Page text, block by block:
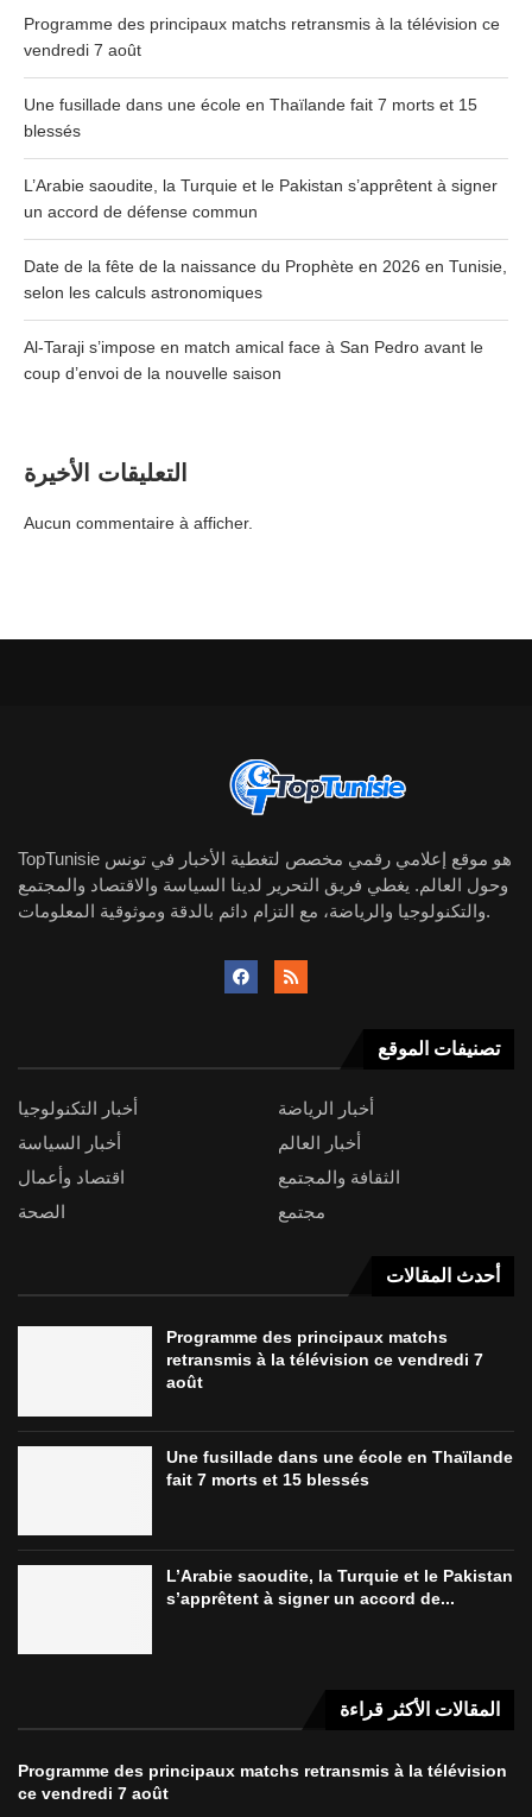
Programme des principaux matchs retransmis à la télévision ce
vendredi 7 août
Une fusillade dans une école en Thaïlande fait 7 morts et 15
blessés
L’Arabie saoudite, la Turquie et le Pakistan s’apprêtent à signer
un accord de défense commun
Date de la fête de la naissance du Prophète en 2026 en Tunisie,
selon les calculs astronomiques
Al-Taraji s’impose en match amical face à San Pedro avant le
coup d’envoi de la nouvelle saison
التعليقات الأخيرة
Aucun commentaire à afficher.
TopTunisie هو موقع إعلامي رقمي مخصص لتغطية الأخبار في تونس
وحول العالم. يغطي فريق التحرير لدينا السياسة والاقتصاد والمجتمع
والتكنولوجيا والرياضة، مع التزام دائم بالدقة وموثوقية المعلومات.
تصنيفات الموقع
أخبار التكنولوجيا
أخبار الرياضة
أخبار السياسة
أخبار العالم
اقتصاد وأعمال
الثقافة والمجتمع
الصحة
مجتمع
أحدث المقالات
Programme des principaux matchs
retransmis à la télévision ce vendredi 7
août
Une fusillade dans une école en Thaïlande
fait 7 morts et 15 blessés
L’Arabie saoudite, la Turquie et le Pakistan
s’apprêtent à signer un accord de...
المقالات الأكثر قراءة
Programme des principaux matchs retransmis à la télévision
ce vendredi 7 août